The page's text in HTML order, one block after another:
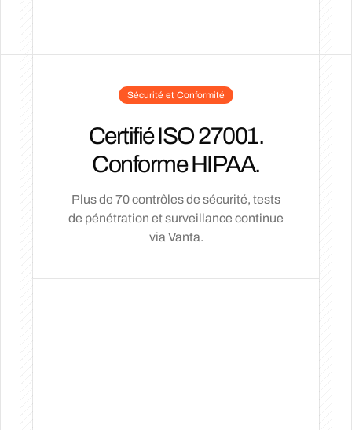
Sécurité et Conformité
Certifié ISO 27001.
Conforme HIPAA.
Plus de 70 contrôles de sécurité, tests
de pénétration et surveillance continue
via Vanta.